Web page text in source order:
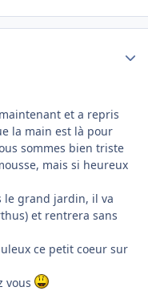
et a repris
la main est là pour
sommes bien triste
mais si heureux
le grand jardin, il va
et rentrera sans
ce petit coeur sur
vous